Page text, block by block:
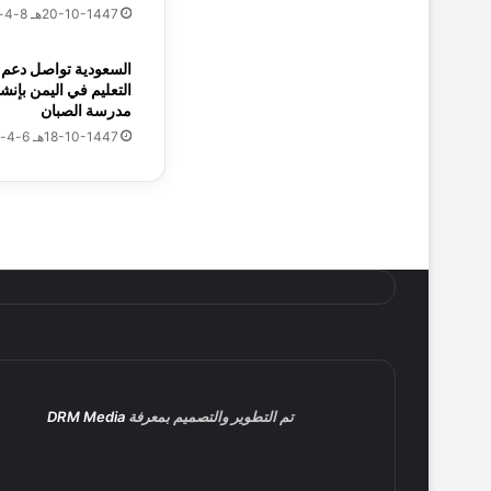
هدنة امريكا
27-10-1447هـ 15-4-2026م
سفير اليمن
ا
أ
ج
و
ا
ف
ف
20-10-1447هـ 8-4-2026م
السعودية تواصل
التعليم في اليمن
مدرسة الصبان
18-10-1447هـ 6-4-2026م
تم التطوير والتصميم بمعرفةDRM Media